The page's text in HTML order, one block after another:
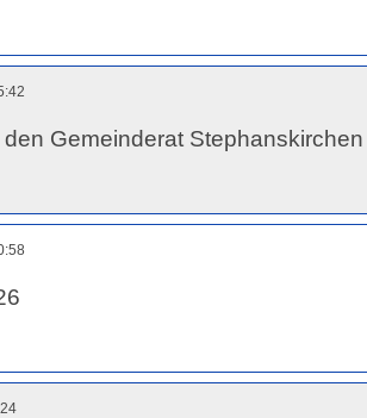
Gemeinderat Stephanskirchen